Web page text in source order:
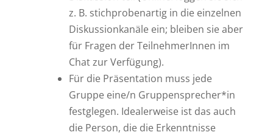
z. B. stichprobenartig in die einzelnen
Diskussionkanäle ein; bleiben sie aber
für Fragen der TeilnehmerInnen im
Chat zur Verfügung).
Für die Präsentation muss jede
Gruppe eine/n Gruppensprecher*in
festglegen. Idealerweise ist das auch
die Person, die die Erkenntnisse